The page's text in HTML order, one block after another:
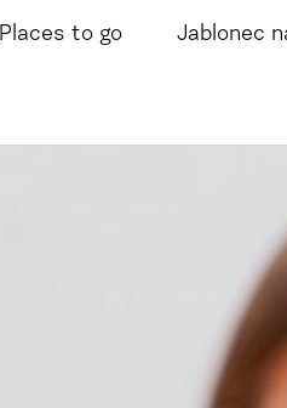
Places to go Jablonec